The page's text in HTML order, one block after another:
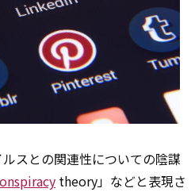
スとの関連性についての陰謀
theory」などと表現さ